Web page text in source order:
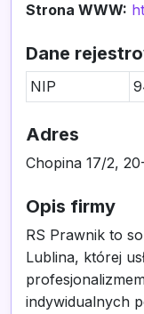
Strona WWW:
Dane
NIP
Adres
Chopina 17/2,
Opis firmy
RS Prawnik to
Lublina, której
indywidualnych